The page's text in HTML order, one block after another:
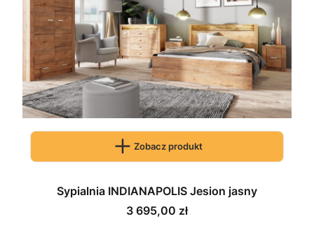
Zobacz produkt
Sypialnia INDIANAPOLIS Jesion jasny
Cena
3 695,00 zł